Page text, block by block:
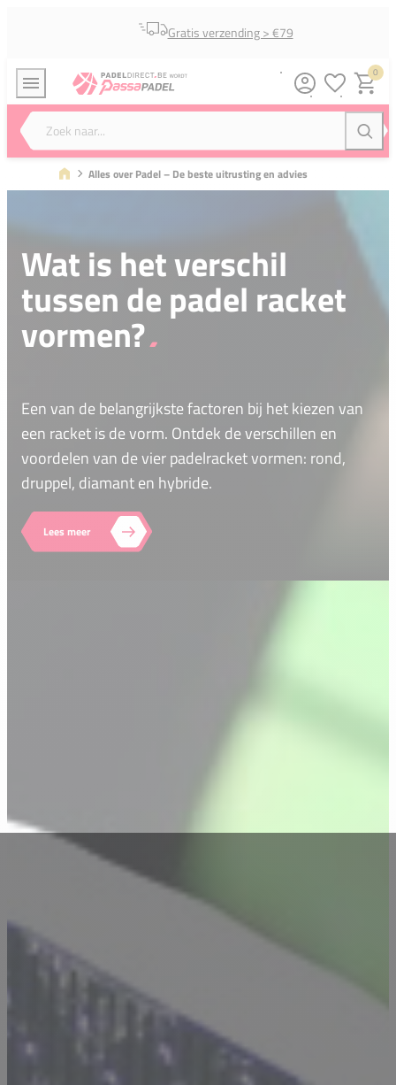
Gratis verzending > €79
Zoek naar...
0
Alles over Padel – De beste uitrusting en advies
Wat is het verschil
tussen de padel racket
vormen?
Een van de belangrijkste factoren bij het kiezen van
een racket is de vorm. Ontdek de verschillen en
voordelen van de vier padelracket vormen: rond,
druppel, diamant en hybride.
Lees meer